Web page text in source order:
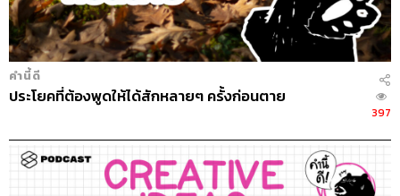
คำนี้ดี
ประโยคที่ต้องพูดให้ได้สักหลายๆ ครั้งก่อนตาย
397